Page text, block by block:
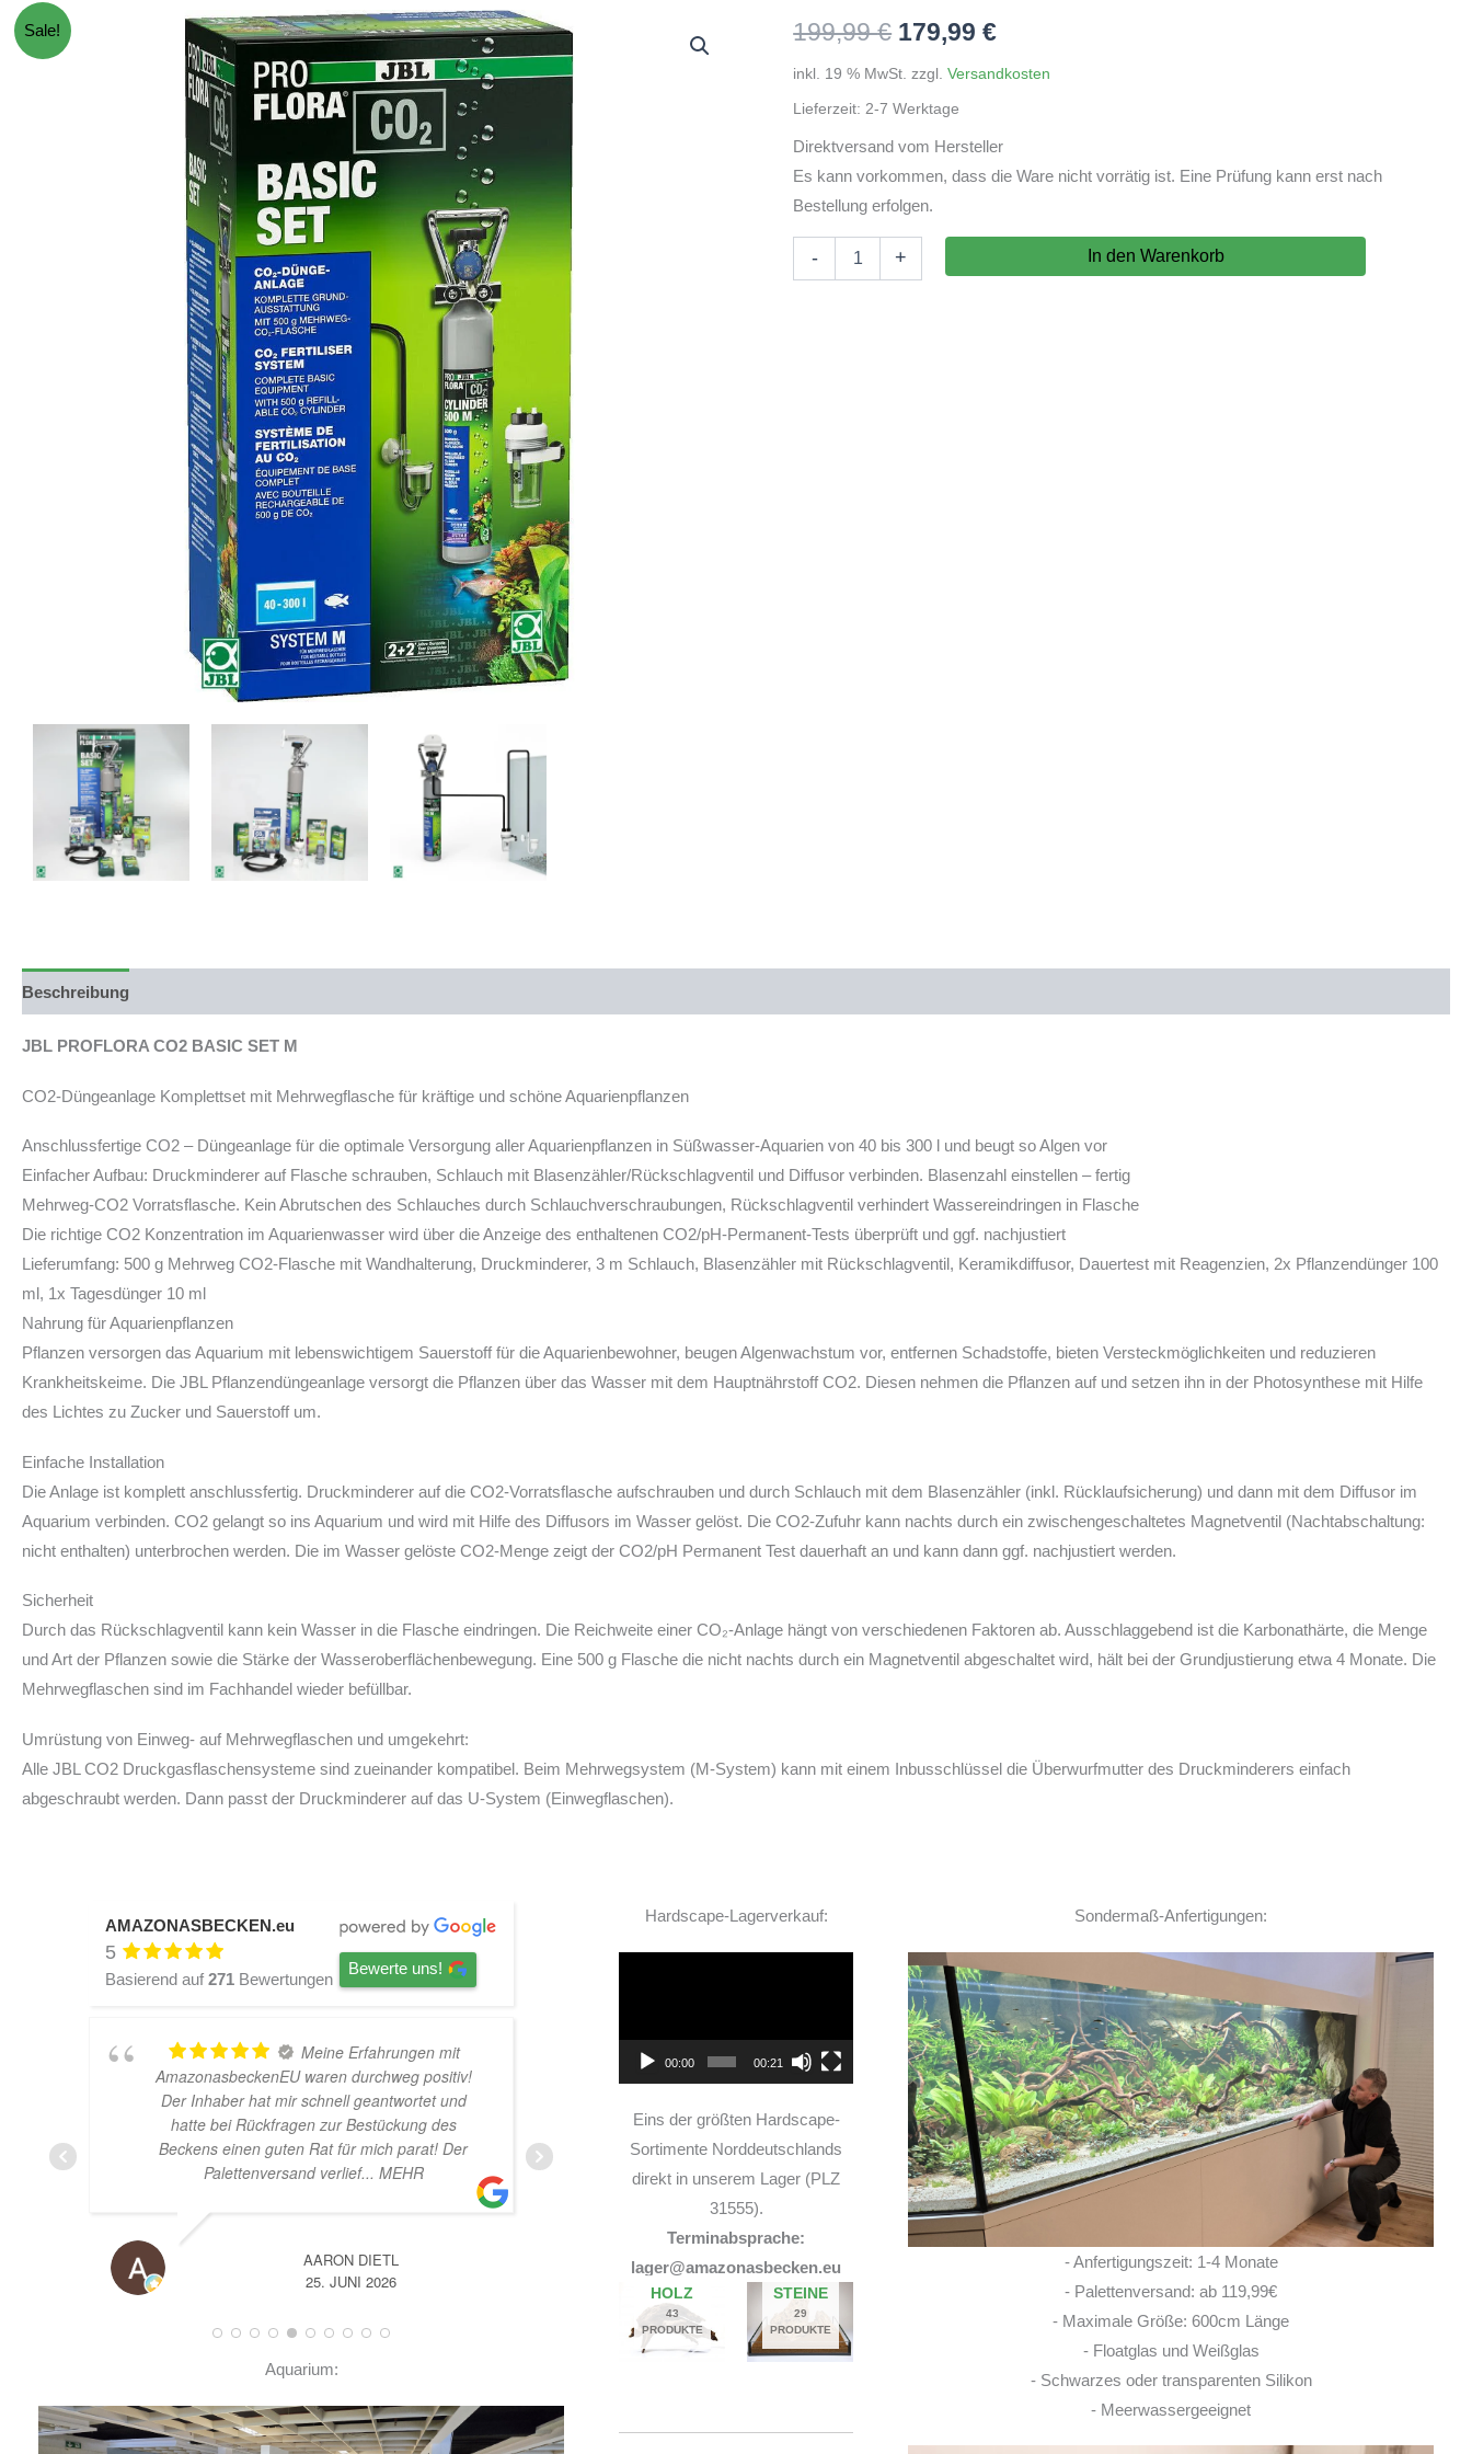
Sale! 199,99€ Ursprünglicher
Preis
war:
199,99 €
179,99€Aktueller
Preis
179,99 €.
inkl. 19 % MwSt. zzgl.Versandkosten
Lieferzeit:2-7 Werktage
Direktversand vom Hersteller
Es kann vorkommen, dass die Ware nicht vorrätig ist. Eine Prüfung kann erst nach
Bestellung erfolgen.
-
PROFLORA
+ In den Warenkorb
Beschreibung
JBL PROFLORA CO2 BASIC SET M
CO2-Düngeanlage Komplettset mit Mehrwegflasche für kräftige und schöne Aquarienpflanzen
Anschlussfertige CO2 – Düngeanlage für die optimale Versorgung aller Aquarienpflanzen in Süßwasser-Aquarien von 40 bis 300 l und beugt so Algen vor
Einfacher Aufbau: Druckminderer auf Flasche schrauben, Schlauch mit Blasenzähler/Rückschlagventil und Diffusor verbinden. Blasenzahl einstellen – fertig
Mehrweg-CO2 Vorratsflasche. Kein Abrutschen des Schlauches durch Schlauchverschraubungen, Rückschlagventil verhindert Wassereindringen in Flasche
Die richtige CO2 Konzentration im Aquarienwasser wird über die Anzeige des enthaltenen CO2/pH-Permanent-Tests überprüft und ggf. nachjustiert
Lieferumfang: 500 g Mehrweg CO2-Flasche mit Wandhalterung, Druckminderer, 3 m Schlauch, Blasenzähler mit Rückschlagventil, Keramikdiffusor, Dauertest mit Reagenzien, 2x Pflanzendünger 100
ml, 1x Tagesdünger 10 ml
Nahrung für Aquarienpflanzen
Pflanzen versorgen das Aquarium mit lebenswichtigem Sauerstoff für die Aquarienbewohner, beugen Algenwachstum vor, entfernen Schadstoffe, bieten Versteckmöglichkeiten und reduzieren
Krankheitskeime. Die JBL Pflanzendüngeanlage versorgt die Pflanzen über das Wasser mit dem Hauptnährstoff CO2. Diesen nehmen die Pflanzen auf und setzen ihn in der Photosynthese mit Hilfe
des Lichtes zu Zucker und Sauerstoff um.
Einfache Installation
Die Anlage ist komplett anschlussfertig. Druckminderer auf die CO2-Vorratsflasche aufschrauben und durch Schlauch mit dem Blasenzähler (inkl. Rücklaufsicherung) und dann mit dem Diffusor im
Aquarium verbinden. CO2 gelangt so ins Aquarium und wird mit Hilfe des Diffusors im Wasser gelöst. Die CO2-Zufuhr kann nachts durch ein zwischengeschaltetes Magnetventil (Nachtabschaltung:
nicht enthalten) unterbrochen werden. Die im Wasser gelöste CO2-Menge zeigt der CO2/pH Permanent Test dauerhaft an und kann dann ggf. nachjustiert werden.
Sicherheit
Durch das Rückschlagventil kann kein Wasser in die Flasche eindringen. Die Reichweite einer CO₂-Anlage hängt von verschiedenen Faktoren ab. Ausschlaggebend ist die Karbonathärte, die Menge
und Art der Pflanzen sowie die Stärke der Wasseroberflächenbewegung. Eine 500 g Flasche die nicht nachts durch ein Magnetventil abgeschaltet wird, hält bei der Grundjustierung etwa 4 Monate. Die
Mehrwegflaschen sind im Fachhandel wieder befüllbar.
Umrüstung von Einweg- auf Mehrwegflaschen und umgekehrt:
Alle JBL CO2 Druckgasflaschensysteme sind zueinander kompatibel. Beim Mehrwegsystem (M-System) kann mit einem Inbusschlüssel die Überwurfmutter des Druckminderers einfach
abgeschraubt werden. Dann passt der Druckminderer auf das U-System (Einwegflaschen).
AMAZONASBECKEN.eu
5
Basierend auf 271 Bewertungen
Bewerte uns!
Meine Erfahrungen mit
AmazonasbeckenEU waren durchweg positiv!
Der Inhaber hat mir schnell geantwortet und
hatte bei Rückfragen zur Bestückung des
Beckens einen guten Rat für mich parat! Der
Palettenversand verlief... MEHR
AARON DIETL
25. JUNI 2026
TOP Hardscape im Laden
und sehr nette Beratung! Ich bin super Glücklich
A
14. JUNI 2026
Ich habe vor einem Jahr zwei
Rochen hier erworben. Von Anfang bis Ende
habe ich eine super kompetente und ehrliche
Beratung erhalten! Auch im Nachgang bei
Fragen, habe ich immer
... MEHR
LISA ROHRLACHE
10. JUNI 2026
Aquarium:
Hardscape-Lagerverkauf:
00:00 00:21
Eins der größten Hardscape-
Sortimente Norddeutschlands
direkt in unserem Lager (PLZ
31555).
Terminabsprache:
lager@amazonasbecken.eu
HOLZ
43
PRODUKTE
STEINE
29
PRODUKTE
Sondermaß-Anfertigungen:
- Anfertigungszeit: 1-4 Monate
- Palettenversand: ab 119,99€
- Maximale Größe: 600cm Länge
- Floatglas und Weißglas
- Schwarzes oder transparenten Silikon
- Meerwassergeeignet